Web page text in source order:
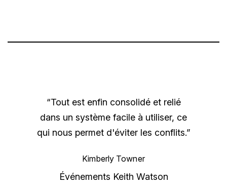
“Tout est enfin consolidé et relié
dans un système facile à utiliser, ce
qui nous permet d'éviter les conflits.”
Kimberly Towner
Événements Keith Watson